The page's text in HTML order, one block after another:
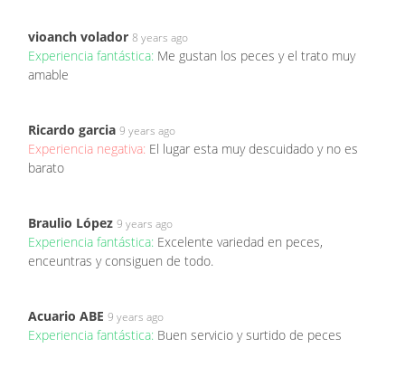
vioanch volador 8 years ago
Experiencia fantástica: Me gustan los peces y el trato muy
amable
Ricardo garcia 9 years ago
Experiencia negativa: El lugar esta muy descuidado y no es
barato
Braulio López 9 years ago
Experiencia fantástica: Excelente variedad en peces,
enceuntras y consiguen de todo.
Acuario ABE 9 years ago
Experiencia fantástica: Buen servicio y surtido de peces